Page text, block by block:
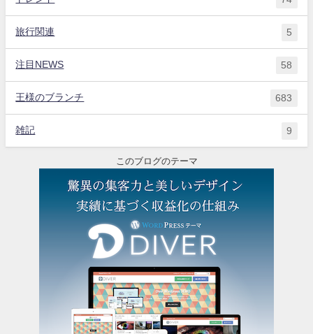
旅行関連 5
注目NEWS 58
王様のブランチ 683
雑記 9
このブログのテーマ